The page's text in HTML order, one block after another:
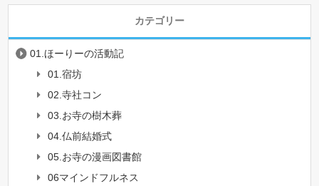
カテゴリー
01.ほーりーの活動記
01.宿坊
02.寺社コン
03.お寺の樹木葬
04.仏前結婚式
05.お寺の漫画図書館
06マインドフルネス